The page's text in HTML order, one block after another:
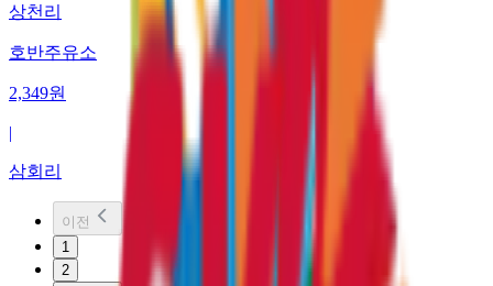
상천리
호반주유소
2,349원
|
삼회리
이전
1
2